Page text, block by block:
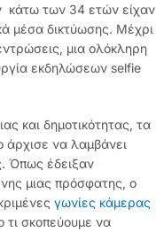
κάτω των 34 ετών είχαν
μέσα δικτύωσης. Μέχρι
μια ολόκληρη
εκδηλώσεων selfie
και δημοτικότητας, τα
άρχισε να λαμβάνει
Όπως έδειξαν
μιας πρόσφατης, ο
γωνίες κάμερας
τι σκοπεύουμε να